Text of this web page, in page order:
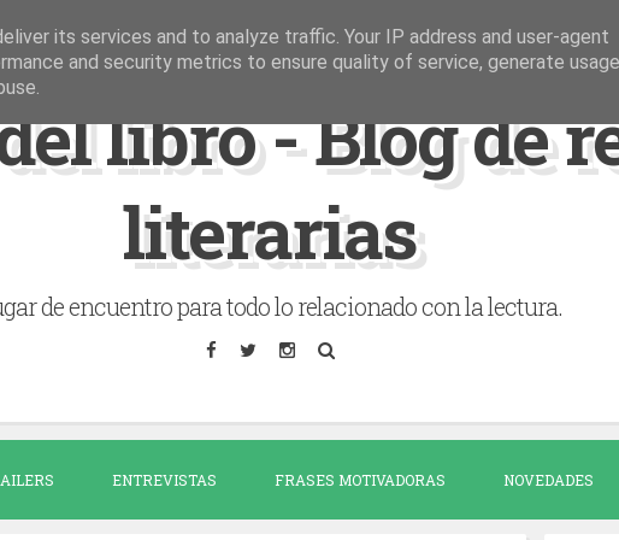
libro - Blog de
literarias
de encuentro para todo lo relacionado con la lectura.
ENTREVISTAS FRASES MOTIVADORAS NOVEDADES
its services and to analyze traffic. Your IP address and user-agent
and security metrics to ensure quality of service, generate usage